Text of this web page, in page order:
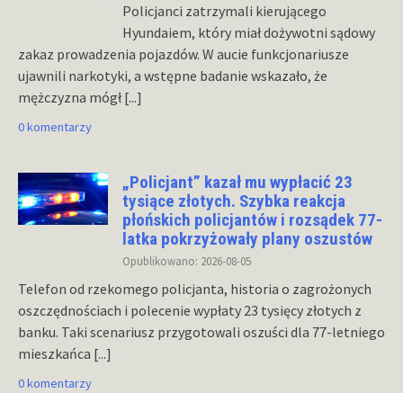
Policjanci zatrzymali kierującego
Hyundaiem, który miał dożywotni sądowy
zakaz prowadzenia pojazdów. W aucie funkcjonariusze
ujawnili narkotyki, a wstępne badanie wskazało, że
mężczyzna mógł[...]
0 komentarzy
„Policjant” kazał mu wypłacić 23
tysiące złotych. Szybka reakcja
płońskich policjantów i rozsądek 77-
latka pokrzyżowały plany oszustów
Opublikowano: 2026-08-05
Telefon od rzekomego policjanta, historia o zagrożonych
oszczędnościach i polecenie wypłaty 23 tysięcy złotych z
banku. Taki scenariusz przygotowali oszuści dla 77-letniego
mieszkańca [...]
0 komentarzy